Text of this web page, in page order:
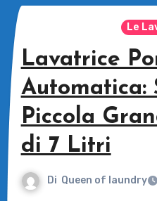
Le
Lavatrice
Automatica:
Piccola
di 7 Litri
Di Queen of laundry